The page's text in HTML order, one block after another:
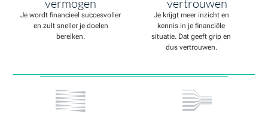
vermogen
Je wordt financieel succesvoller
en zult sneller je doelen
bereiken.
vertrouwen
Je krijgt meer inzicht en
kennis in je financiële
situatie. Dat geeft grip en
dus vertrouwen.